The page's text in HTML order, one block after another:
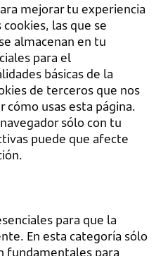
mejorar tu experiencia
las que se
almacenan en tu
para el
básicas de la
de terceros que nos
cómo usas esta página.
sólo con tu
puede que afecte
para que la
En esta categoría sólo
fundamentales para